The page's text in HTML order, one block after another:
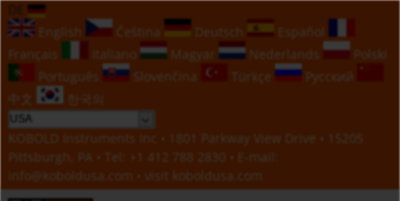
English
Čeština Deutsch
Español
Français
Italiano Magyar Nederlands
Polski
Português
Slovenčina Türkçe
Русский
中文
한국의
KOBOLD Instruments Inc • 1801 Parkway View Drive • 15205
Pittsburgh, PA • Tel:
+1 412 788 2830 • E-mail:
info@koboldusa.com • visit koboldusa.com